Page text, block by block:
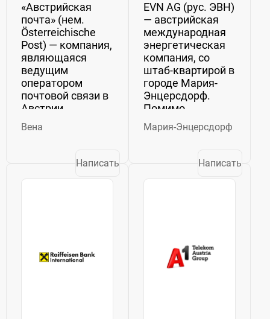
«Австрийская
почта» (нем.
Österreichische
Post) — компания,
являющаяся
ведущим
оператором
почтовой связи в
Австрии.
Компания была
учреждена в 1999
выделения
подразделения из
Вена
Написать
EVN AG (рус. ЭВН)
— австрийская
международная
энергетическая
компания, со
штаб-квартирой в
городе Мария-
Энцерсдорф.
Помимо
энергетики, в
группу компании
услуги интернета,
Мария-Энцерсдорф
Написать